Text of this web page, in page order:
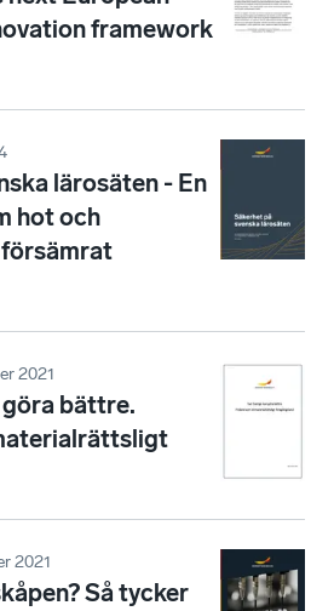
framework
lärosäten - En
hot och
2021
göra bättre.
2021
Så tycker